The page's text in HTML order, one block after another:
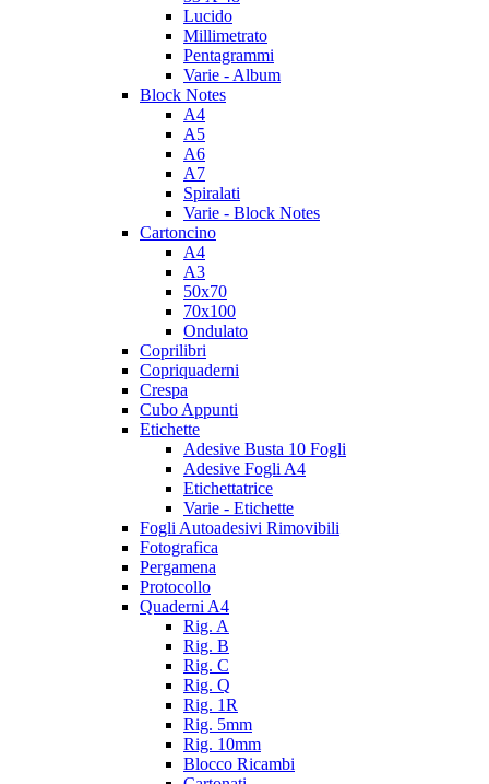
Lucido
Millimetrato
Pentagrammi
Varie - Album
Block Notes
A4
A5
A6
A7
Spiralati
Varie - Block Notes
Cartoncino
A4
A3
50x70
70x100
Ondulato
Coprilibri
Copriquaderni
Crespa
Cubo Appunti
Etichette
Adesive Busta 10 Fogli
Adesive Fogli A4
Etichettatrice
Varie - Etichette
Fogli Autoadesivi Rimovibili
Fotografica
Pergamena
Protocollo
Quaderni A4
Rig. A
Rig. B
Rig. C
Rig. Q
Rig. 1R
Rig. 5mm
Rig. 10mm
Blocco Ricambi